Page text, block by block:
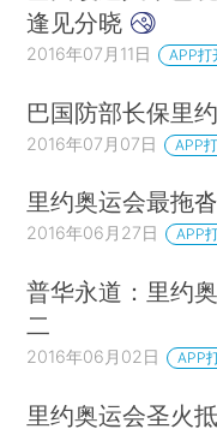
逢见分晓
2016年07月11日 APP打
巴国防部长保里
2016年07月07日 APP
里约奥运会最拖
2016年06月27日 APP
普华永道：里约
二
2016年06月02日 APP
里约奥运会圣火